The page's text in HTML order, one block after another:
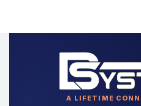
A LIFETIME